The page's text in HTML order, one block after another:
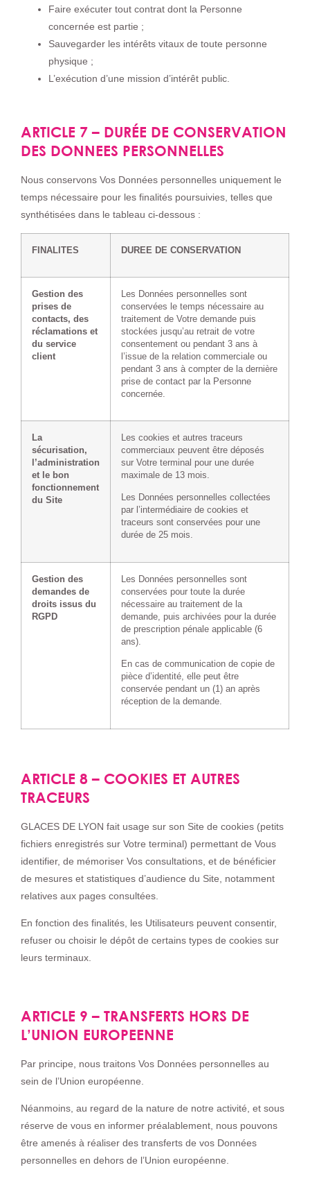
Faire exécuter tout contrat dont la Personne
concernée est partie ;
Sauvegarder les intérêts vitaux de toute personne
physique ;
L’exécution d’une mission d’intérêt public.
ARTICLE 7 – DURÉE DE CONSERVATION
DES DONNEES PERSONNELLES
Nous conservons Vos Données personnelles uniquement le
temps nécessaire pour les finalités poursuivies, telles que
synthétisées dans le tableau ci-dessous :
FINALITES DUREE DE CONSERVATION
Gestion des
prises de
contacts, des
réclamations et
du service
client
Les Données personnelles sont
conservées le temps nécessaire au
traitement de Votre demande puis
stockées jusqu’au retrait de votre
consentement ou pendant 3 ans à
l’issue de la relation commerciale ou
pendant 3 ans à compter de la dernière
prise de contact par la Personne
concernée.
La
sécurisation,
l’administration
et le bon
fonctionnement
du Site
Les cookies et autres traceurs
commerciaux peuvent être déposés
sur Votre terminal pour une durée
maximale de 13 mois.
Les Données personnelles collectées
par l’intermédiaire de cookies et
traceurs sont conservées pour une
durée de 25 mois.
Gestion des
demandes de
droits issus du
RGPD
Les Données personnelles sont
conservées pour toute la durée
nécessaire au traitement de la
demande, puis archivées pour la durée
de prescription pénale applicable (6
ans).
En cas de communication de copie de
pièce d’identité, elle peut être
conservée pendant un (1) an après
réception de la demande.
ARTICLE 8 – COOKIES ET AUTRES
TRACEURS
GLACES DE LYON fait usage sur son Site de cookies (petits
fichiers enregistrés sur Votre terminal) permettant de Vous
identifier, de mémoriser Vos consultations, et de bénéficier
de mesures et statistiques d’audience du Site, notamment
relatives aux pages consultées.
En fonction des finalités, les Utilisateurs peuvent consentir,
refuser ou choisir le dépôt de certains types de cookies sur
leurs terminaux.
ARTICLE 9 – TRANSFERTS HORS DE
L’UNION EUROPEENNE
Par principe, nous traitons Vos Données personnelles au
sein de l’Union européenne.
Néanmoins, au regard de la nature de notre activité, et sous
réserve de vous en informer préalablement, nous pouvons
être amenés à réaliser des transferts de vos Données
personnelles en dehors de l’Union européenne.